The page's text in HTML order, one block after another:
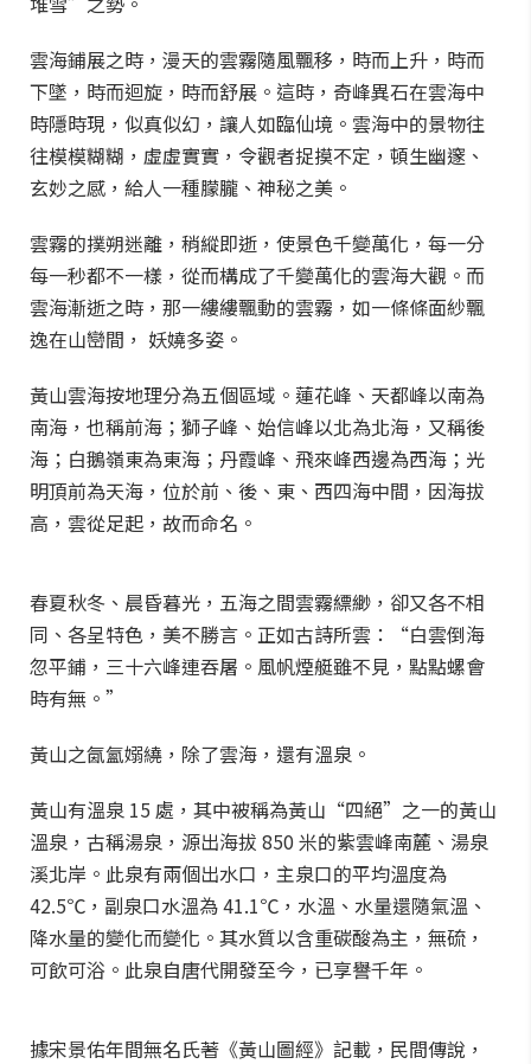
雲海鋪展之時，漫天的雲霧隨風飄移，時而上升，時而
下墜，時而迴旋，時而舒展。這時，奇峰異石在雲海中
時隱時現，似真似幻，讓人如臨仙境。雲海中的景物往
往模模糊糊，虛虛實實，令觀者捉摸不定，頓生幽邃、
玄妙之感，給人一種朦朧、神秘之美。
雲霧的撲朔迷離，稍縱即逝，使景色千變萬化，每一分
每一秒都不一樣，從而構成了千變萬化的雲海大觀。而
雲海漸逝之時，那一縷縷飄動的雲霧，如一條條面紗飄
逸在山巒間， 妖嬈多姿。
黃山雲海按地理分為五個區域。蓮花峰、天都峰以南為
南海，也稱前海；獅子峰、始信峰以北為北海，又稱後
海；白鵝嶺東為東海；丹霞峰、飛來峰西邊為西海；光
明頂前為天海，位於前、後、東、西四海中間，因海拔
高，雲從足起，故而命名。
春夏秋冬、晨昏暮光，五海之間雲霧縹緲，卻又各不相
同、各呈特色，美不勝言。正如古詩所雲：“白雲倒海
忽平鋪，三十六峰連吞屠。風帆煙艇雖不見，點點螺會
時有無。”
黃山之氤氳嫋繞，除了雲海，還有溫泉。
黃山有溫泉 15 處，其中被稱為黃山“四絕”之一的黃山
溫泉，古稱湯泉，源出海拔 850 米的紫雲峰南麓、湯泉
溪北岸。此泉有兩個出水口，主泉口的平均溫度為
42.5℃，副泉口水溫為 41.1℃，水溫、水量還隨氣溫、
降水量的變化而變化。其水質以含重碳酸為主，無硫，
可飲可浴。此泉自唐代開發至今，已享譽千年。
據宋景佑年間無名氏著《黃山圖經》記載，民間傳說，